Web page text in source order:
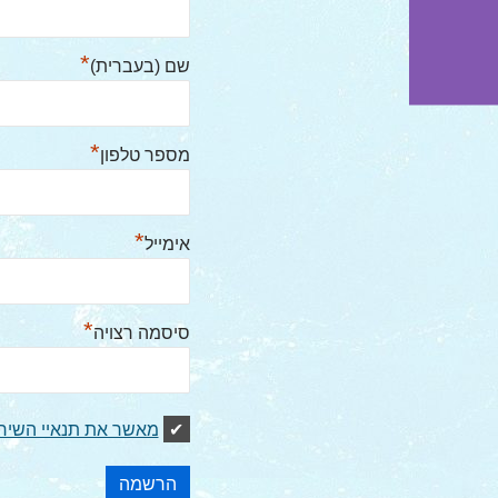
שם (בעברית)*
מספר טלפון*
אימייל*
סיסמה רצויה*
מאשר את תנאיי